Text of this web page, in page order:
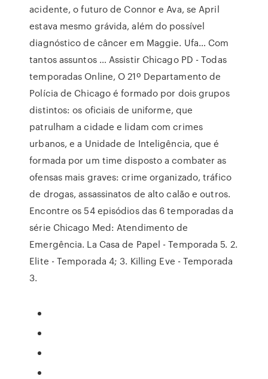
acidente, o futuro de Connor e Ava, se April
estava mesmo grávida, além do possível
diagnóstico de câncer em Maggie. Ufa… Com
tantos assuntos … Assistir Chicago PD - Todas
temporadas Online, O 21º Departamento de
Polícia de Chicago é formado por dois grupos
distintos: os oficiais de uniforme, que
patrulham a cidade e lidam com crimes
urbanos, e a Unidade de Inteligência, que é
formada por um time disposto a combater as
ofensas mais graves: crime organizado, tráfico
de drogas, assassinatos de alto calão e outros.
Encontre os 54 episódios das 6 temporadas da
série Chicago Med: Atendimento de
Emergência. La Casa de Papel - Temporada 5. 2.
Elite - Temporada 4; 3. Killing Eve - Temporada
3.